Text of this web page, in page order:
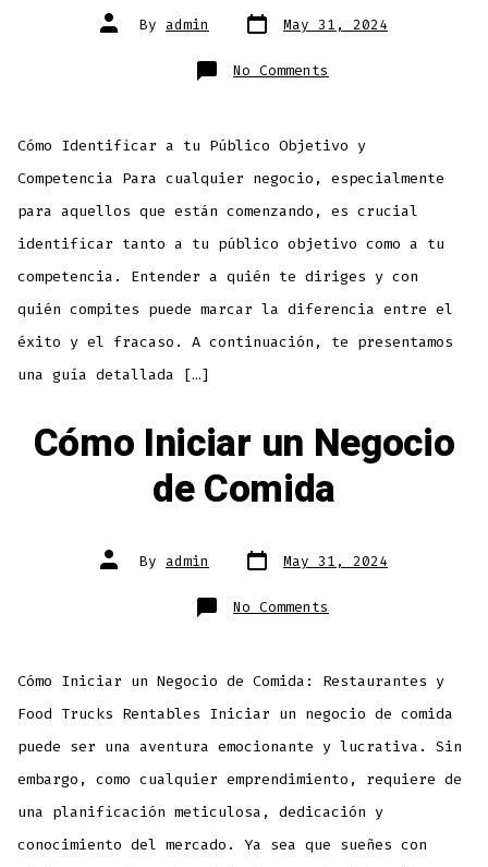
By admin May 31, 2024
No Comments
Cómo Identificar a tu Público Objetivo y
Competencia Para cualquier negocio, especialmente
para aquellos que están comenzando, es crucial
identificar tanto a tu público objetivo como a tu
competencia. Entender a quién te diriges y con
quién compites puede marcar la diferencia entre el
éxito y el fracaso. A continuación, te presentamos
una guía detallada […]
Cómo Iniciar un Negocio
de Comida
By admin May 31, 2024
No Comments
Cómo Iniciar un Negocio de Comida: Restaurantes y
Food Trucks Rentables Iniciar un negocio de comida
puede ser una aventura emocionante y lucrativa. Sin
embargo, como cualquier emprendimiento, requiere de
una planificación meticulosa, dedicación y
conocimiento del mercado. Ya sea que sueñes con